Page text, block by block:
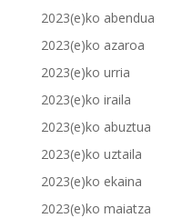
2023(e)ko abendua
2023(e)ko azaroa
2023(e)ko urria
2023(e)ko iraila
2023(e)ko abuztua
2023(e)ko uztaila
2023(e)ko ekaina
2023(e)ko maiatza